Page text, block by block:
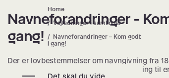
Home
Vejledninger i samlinger
Navneforandringer – Kom godt
i gang!
Navneforandringer – Kom
Navneforandringer -
gang!
Der er lovbestemmelser om navngivning fra
år foregik navneforandring ved ansøgning til